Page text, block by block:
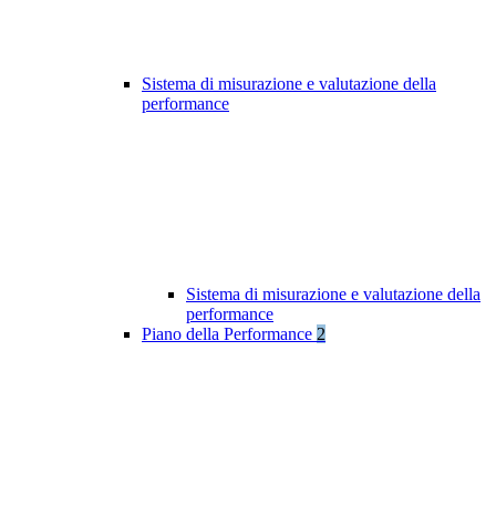
Sistema di misurazione e valutazione della
performance
Sistema di misurazione e valutazione della
performance
Piano della Performance 2